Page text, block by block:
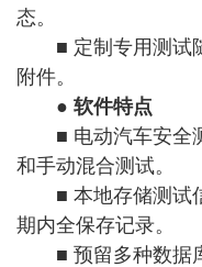
态。
■ 定制专用测试随
附件。
● 软件特点
■ 电动汽车安全测
和手动混合测试。
■ 本地存储测试信
期内全保存记录。
■ 预留多种数据库